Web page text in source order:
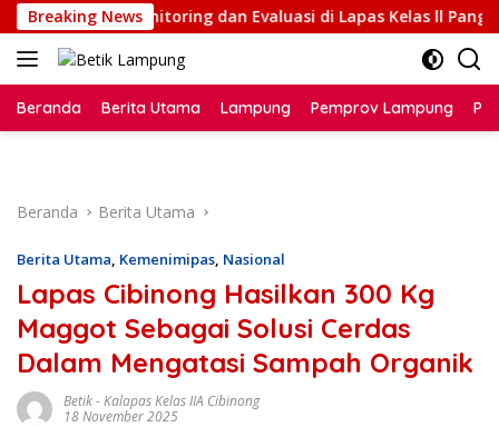
Langsung
ke
konten
Breaking NewsMonitoring dan Evaluasi di Lapas Kelas ll
Beranda Berita Utama Lampung Pemprov Lampung
Beranda Berita Utama
Berita Utama, Kemenimipas, Nasional
Lapas Cibinong Hasilkan 300 Kg
Maggot Sebagai Solusi Cerdas
Dalam Mengatasi Sampah Organik
Betik-Kalapas Kelas IIA Cibinong
18 November 2025